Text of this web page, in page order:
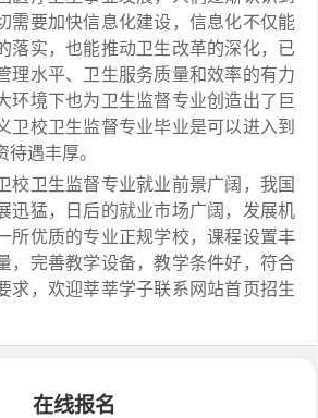
需要加快信息化建设，信息化不仅能
落实，也能推动卫生改革的深化，已
理水平、卫生服务质量和效率的有力
环境下也为卫生监督专业创造出了巨
卫校卫生监督专业毕业是可以进入到
遇丰厚。
卫生监督专业就业前景广阔，我国
迅猛，日后的就业市场广阔，发展机
所优质的专业正规学校，课程设置丰
，完善教学设备，教学条件好，符合
求，欢迎莘莘学子联系网站首页招生
在线报名